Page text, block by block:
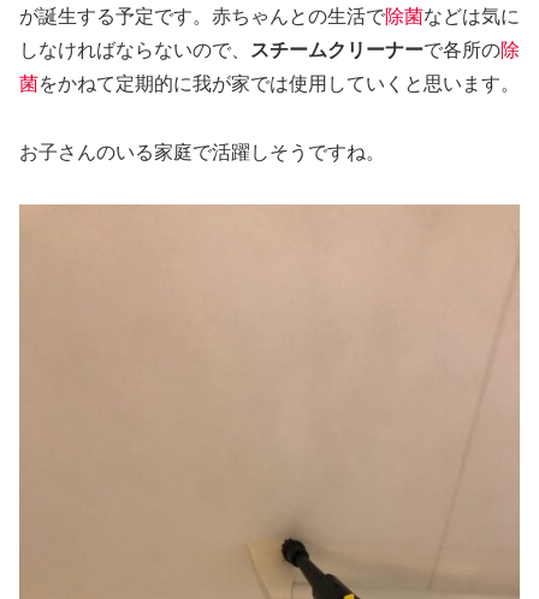
が誕生する予定です。赤ちゃんとの生活で除菌などは気に
しなければならないので、
スチームクリーナーで各所の除
菌をかねて定期的に我が家では使用していくと思います。
お子さんのいる家庭で活躍しそうですね。